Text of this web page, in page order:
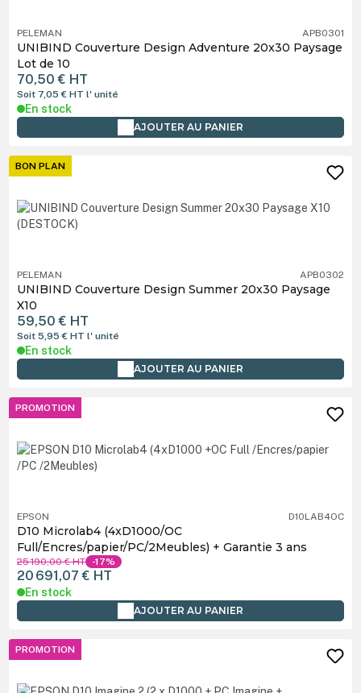
PELEMAN APB0301
UNIBIND Couverture Design Adventure 20x30 Paysage
Lot de 10
70,50 € HT
Soit 7,05 €HTl' unité
En stock
AJOUTER AU PANIER
BON PLAN
PELEMAN APB0302
UNIBIND Couverture Design Summer 20x30 Paysage
X10
59,50 € HT
Soit 5,95 €HTl' unité
En stock
AJOUTER AU PANIER
PROMOTION
EPSON D10LAB4OC
D10 Microlab4 (4xD1000/OC
Full/Encres/papier/PC/2Meubles) + Garantie 3 ans
25 190,00 €HT -17%
20 691,07 € HT
En stock
AJOUTER AU PANIER
PROMOTION